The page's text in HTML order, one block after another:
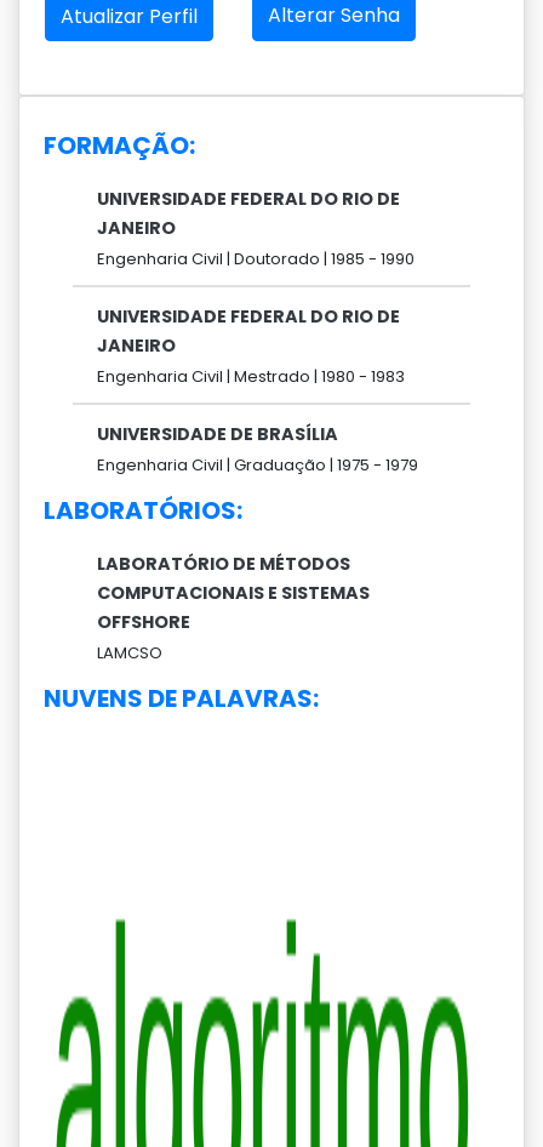
Atualizar Perfil Alterar Senha
FORMAÇÃO:
UNIVERSIDADE FEDERAL DO RIO DE
JANEIRO
Engenharia Civil | Doutorado | 1985 - 1990
UNIVERSIDADE FEDERAL DO RIO DE
JANEIRO
Engenharia Civil | Mestrado | 1980 - 1983
UNIVERSIDADE DE BRASÍLIA
Engenharia Civil | Graduação | 1975 - 1979
LABORATÓRIOS:
LABORATÓRIO DE MÉTODOS
COMPUTACIONAIS E SISTEMAS
OFFSHORE
LAMCSO
NUVENS DE PALAVRAS: